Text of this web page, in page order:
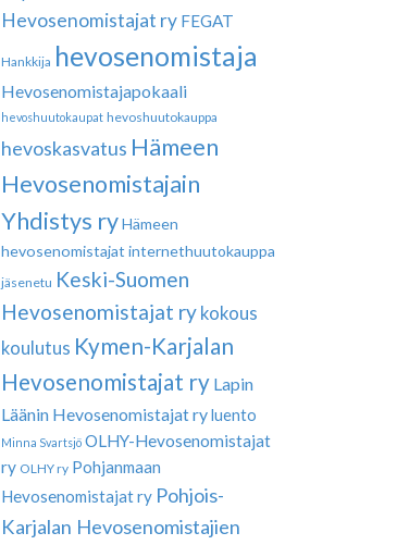
Hevosenomistajat ry FEGAT
Hankkija hevosenomistaja
Hevosenomistajapokaali
hevoshuutokaupat hevoshuutokauppa
hevoskasvatus Hämeen
Hevosenomistajain
Yhdistys ry Hämeen
hevosenomistajat internethuutokauppa
jäsenetu Keski-Suomen
Hevosenomistajat ry kokous
koulutus Kymen-Karjalan
Hevosenomistajat ry Lapin
Läänin Hevosenomistajat ryluento
Minna Svartsjö OLHY-Hevosenomistajat
ry OLHY ry Pohjanmaan
Hevosenomistajat ry Pohjois-
Karjalan Hevosenomistajien